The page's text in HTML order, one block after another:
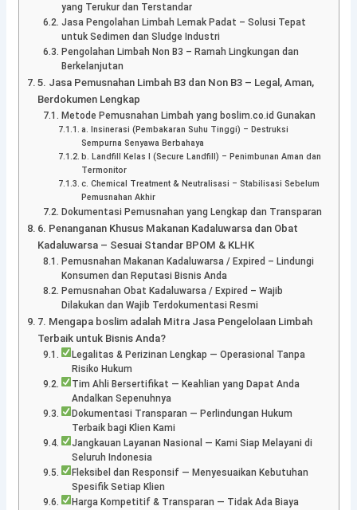
yang Terukur dan Terstandar
Jasa Pengolahan Limbah Lemak Padat – Solusi Tepat
untuk Sedimen dan Sludge Industri
Pengolahan Limbah Non B3 – Ramah Lingkungan dan
Berkelanjutan
5. Jasa Pemusnahan Limbah B3 dan Non B3 – Legal, Aman,
Berdokumen Lengkap
Metode Pemusnahan Limbah yang boslim.co.id Gunakan
a. Insinerasi (Pembakaran Suhu Tinggi) – Destruksi
Sempurna Senyawa Berbahaya
b. Landfill Kelas I (Secure Landfill) – Penimbunan Aman dan
Termonitor
c. Chemical Treatment & Neutralisasi – Stabilisasi Sebelum
Pemusnahan Akhir
Dokumentasi Pemusnahan yang Lengkap dan Transparan
6. Penanganan Khusus Makanan Kadaluwarsa dan Obat
Kadaluwarsa – Sesuai Standar BPOM & KLHK
Pemusnahan Makanan Kadaluwarsa / Expired – Lindungi
Konsumen dan Reputasi Bisnis Anda
Pemusnahan Obat Kadaluwarsa / Expired – Wajib
Dilakukan dan Wajib Terdokumentasi Resmi
7. Mengapa boslim adalah Mitra Jasa Pengelolaan Limbah
Terbaik untuk Bisnis Anda?
Legalitas & Perizinan Lengkap — Operasional Tanpa
Risiko Hukum
Tim Ahli Bersertifikat — Keahlian yang Dapat Anda
Andalkan Sepenuhnya
Dokumentasi Transparan — Perlindungan Hukum
Terbaik bagi Klien Kami
Jangkauan Layanan Nasional — Kami Siap Melayani di
Seluruh Indonesia
Fleksibel dan Responsif — Menyesuaikan Kebutuhan
Spesifik Setiap Klien
Harga Kompetitif & Transparan — Tidak Ada Biaya